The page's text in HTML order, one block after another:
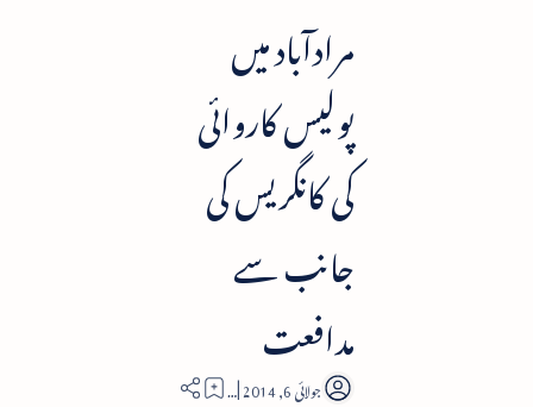
مرادآباد میں
پولیس کاروائی
کی کانگریس کی
جانب سے
مدافعت
3